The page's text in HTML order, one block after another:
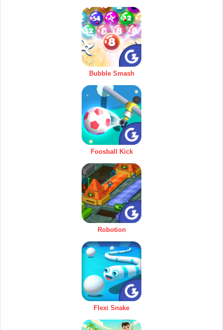
Bubble Smash
Foosball Kick
Robotion
Flexi Snake